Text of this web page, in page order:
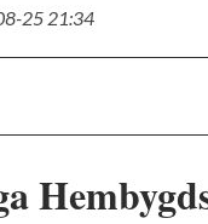
25 21:34